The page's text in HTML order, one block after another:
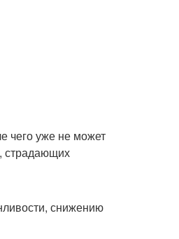
чего уже не может
страдающих
снижению